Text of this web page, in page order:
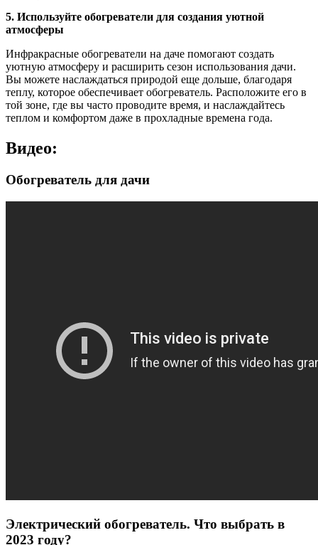
5. Используйте обогреватели для создания уютной
атмосферы
Инфракрасные обогреватели на даче помогают создать
уютную атмосферу и расширить сезон использования дачи.
Вы можете наслаждаться природой еще дольше, благодаря
теплу, которое обеспечивает обогреватель. Расположите его в
той зоне, где вы часто проводите время, и наслаждайтесь
теплом и комфортом даже в прохладные времена года.
Видео:
Обогреватель для дачи
Электрический обогреватель. Что выбрать в
2023 году?